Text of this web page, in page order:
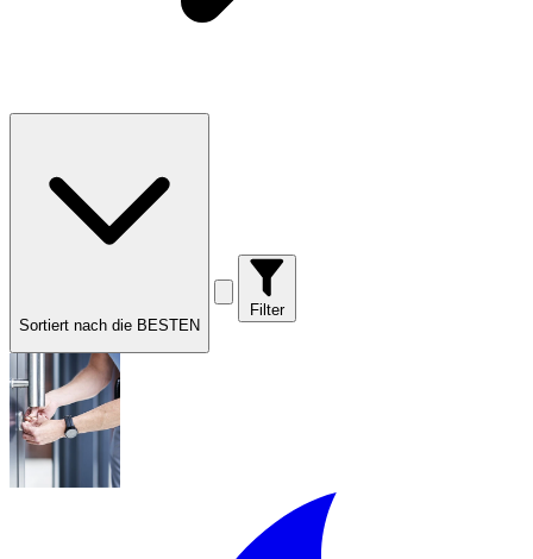
Sortiert nach die BESTEN
Filter